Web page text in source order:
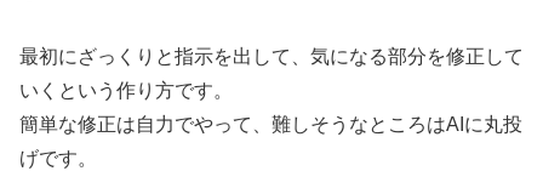
最初にざっくりと指示を出して、気になる部分を修正して
いくという作り方です。
簡単な修正は自力でやって、難しそうなところはAIに丸投
げです。